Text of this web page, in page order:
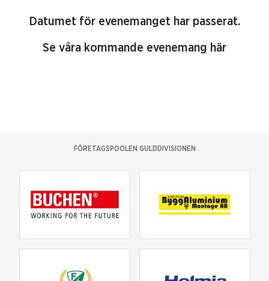
Datumet för evenemanget har passerat.
Se våra kommande evenemang här
FÖRETAGSPOOLEN GULDDIVISIONEN